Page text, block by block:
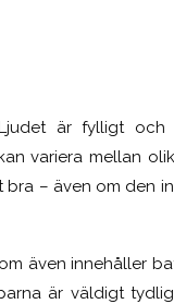
är fylligt och
variera mellan
bra – även om den
även innehåller
är väldigt